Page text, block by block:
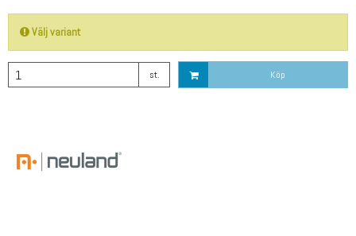
Välj variant
st. Köp